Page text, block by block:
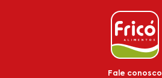
Fale conosco